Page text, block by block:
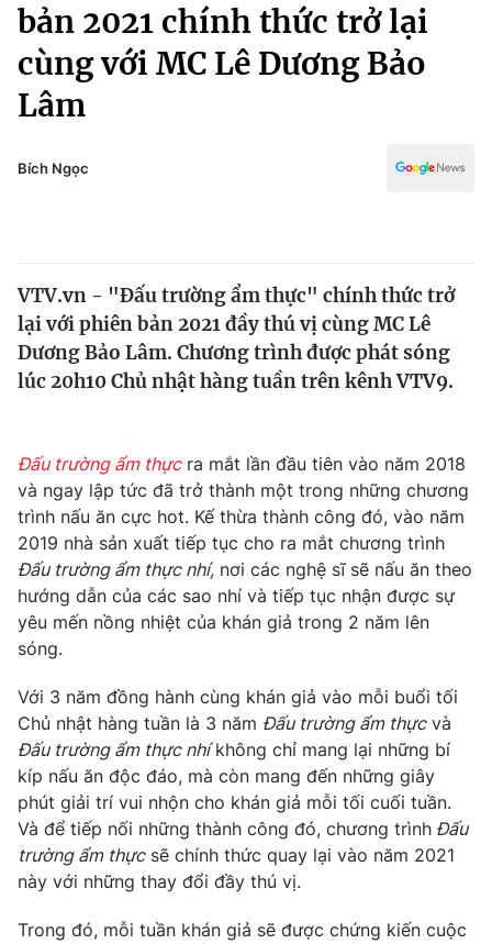
Chính trị
Xã hội
Tin tức
Thế giới đó đây
Câu chuyện quốc tế
Kinh tế
Tài chính
Góc doanh nghiệp
Dữ liệu và đời sống
Truyền hình
Phim VTV
Hậu trường
Nhân vật
Khán giả
Giải trí
Điện ảnh
Âm nhạc
Sao
Đời sống
Du lịch
Chất lượng cuộc sống
Giáo dục
Tuyển sinh
Học trực tuyến
Công nghệ
Hitech Công nghệ tương lai
Sản phẩm
Thị trường
Tư vấn
Giao lưu trực tuyến
Lịch phát sóng
Truyền hình
Văn hóa - Giải trí
Y tế
Đời sống
Giáo dục
bản 2021 chính thức trở lại
cùng với MC Lê Dương Bảo
Lâm
Bích Ngọc
VTV.vn - "Đấu trường ẩm thực" chính thức trở
lại với phiên bản 2021 đầy thú vị cùng MC Lê
Dương Bảo Lâm. Chương trình được phát sóng
lúc 20h10 Chủ nhật hàng tuần trên kênh VTV9.
Đấu trường ẩm thựcra mắt lần đầu tiên vào năm 2018
và ngay lập tức đã trở thành một trong những chương
trình nấu ăn cực hot. Kế thừa thành công đó, vào năm
2019 nhà sản xuất tiếp tục cho ra mắt chương trình
Đấu trường ẩm thực nhí, nơi các nghệ sĩ sẽ nấu ăn theo
hướng dẫn của các sao nhí và tiếp tục nhận được sự
yêu mến nồng nhiệt của khán giả trong 2 năm lên
sóng.
Với 3 năm đồng hành cùng khán giả vào mỗi buổi tối
Chủ nhật hàng tuần là 3 năm Đấu trường ẩm thựcvà
Đấu trường ẩm thực nhíkhông chỉ mang lại những bí
kíp nấu ăn độc đáo, mà còn mang đến những giây
phút giải trí vui nhộn cho khán giả mỗi tối cuối tuần.
Và để tiếp nối những thành công đó, chương trình Đấu
trường ẩm thựcsẽ chính thức quay lại vào năm 2021
này với những thay đổi đầy thú vị.
Trong đó, mỗi tuần khán giả sẽ được chứng kiến cuộc